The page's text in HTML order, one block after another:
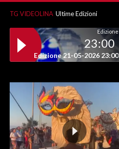
TG VIDEOLINA Ultime Edizioni
Edizione
23:00
Edizione 21-05-2026 23:00